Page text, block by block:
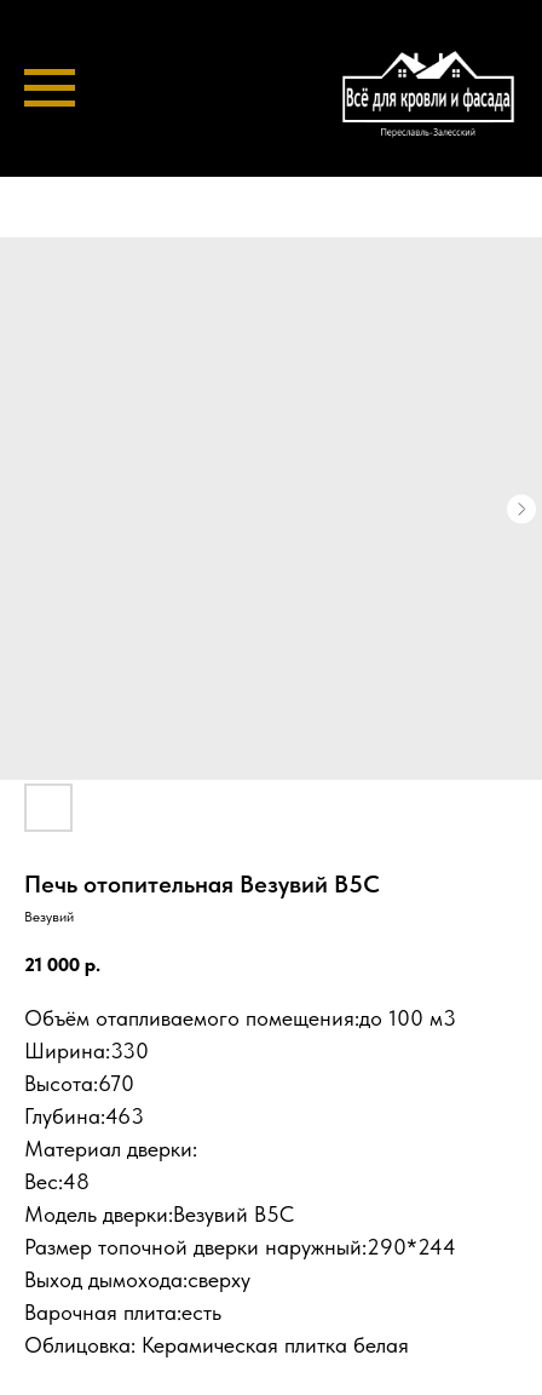
Печь отопительная Везувий В5С
Везувий
21 000 р.
Объём отапливаемого помещения:до 100 м3
Ширина:330
Высота:670
Глубина:463
Материал дверки:
Вес:48
Модель дверки:Везувий В5С
Размер топочной дверки наружный:290*244
Выход дымохода:сверху
Варочная плита:есть
Облицовка: Керамическая плитка белая